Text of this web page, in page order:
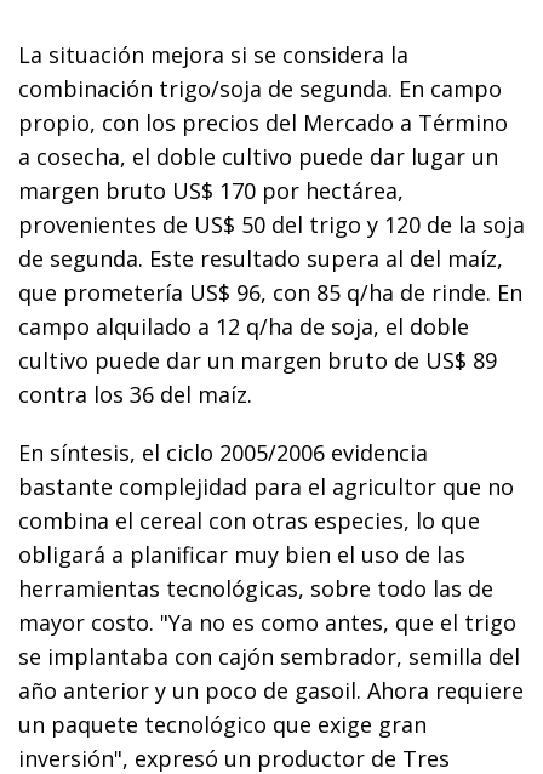
La situación mejora si se considera la
combinación trigo/soja de segunda. En campo
propio, con los precios del Mercado a Término
a cosecha, el doble cultivo puede dar lugar un
margen bruto US$ 170 por hectárea,
provenientes de US$ 50 del trigo y 120 de la soja
de segunda. Este resultado supera al del maíz,
que prometería US$ 96, con 85 q/ha de rinde. En
campo alquilado a 12 q/ha de soja, el doble
cultivo puede dar un margen bruto de US$ 89
contra los 36 del maíz.
En síntesis, el ciclo 2005/2006 evidencia
bastante complejidad para el agricultor que no
combina el cereal con otras especies, lo que
obligará a planificar muy bien el uso de las
herramientas tecnológicas, sobre todo las de
mayor costo. "Ya no es como antes, que el trigo
se implantaba con cajón sembrador, semilla del
año anterior y un poco de gasoil. Ahora requiere
un paquete tecnológico que exige gran
inversión", expresó un productor de Tres